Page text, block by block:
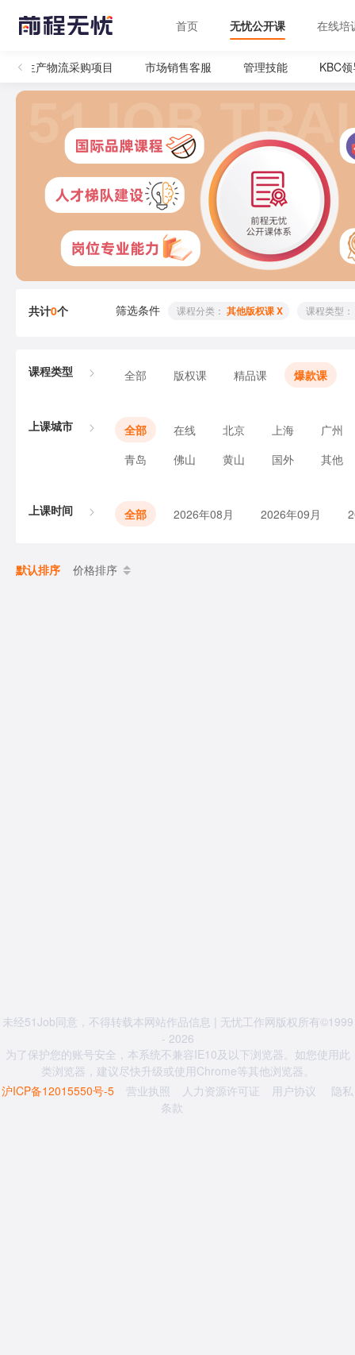
首页 无忧公开课 在线培
生产物流采购项目 市场销售客服 管理技能 KBC
共计0个 筛选条件 课程分类： 其他版权课 X 课程类型：
课程类型 全部 版权课 精品课 爆款课
上课城市 全部 在线 北京 上海
广州
青岛
佛山 黄山 国外 其他
上课时间 全部 2026年08月 2026年09月
默认排序 价格排序
未经51Job同意，不得转载本网站作品信息 | 无忧工作网版权所有©1999
- 2026
为了保护您的账号安全，本系统不兼容IE10及以下浏览器。如您使用此
类浏览器，建议尽快升级或使用Chrome等其他浏览器。
沪ICP备12015550号-5
营业执照 人力资源许可证 用户协议
隐私
条款